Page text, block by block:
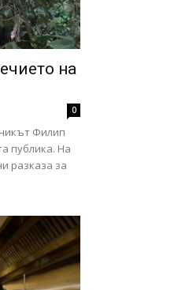
на
0
Филип
публика. На
разказа за